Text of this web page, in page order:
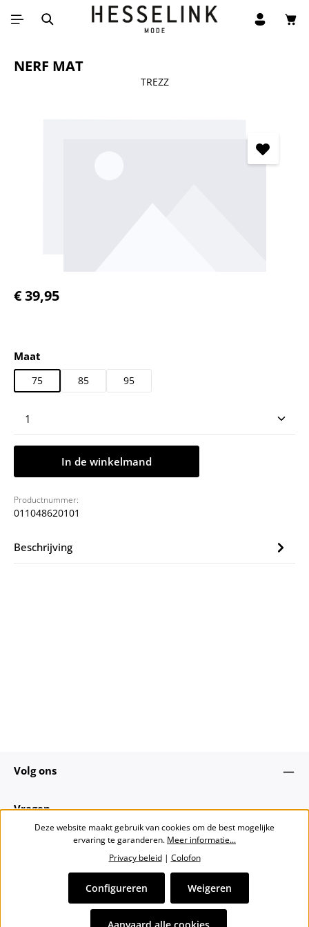
Ga naar de hoofdinhoud
NERF MAT
TREZZ
Normale prijs:
€ 39,95
Selecteer
Maat
75 85 95
Producthoeveelheid: Voer de gewenste
In de winkelmand
Productnummer:
011048620101
Beschrijving
Volg ons
Vragen
Alle prijzen incl. btw plusverzendkosten
Deze website maakt gebruik van cookies om de best mogelijke
ervaring te garanderen. Meer informatie...
Privacy beleid| Colofon
Weigeren
Configureren